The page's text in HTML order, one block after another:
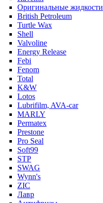
Оригинальные жидкости
British Petroleum
Turtle Wax
Shell
Valvoline
Energy Release
Febi
Fenom
Total
K&W
Lotos
Lubrifilm, AVA-car
MARLY
Permatex
Prestone
Pro Seal
Soft99
STP
SWAG
Wynn's
ZIC
Лавр